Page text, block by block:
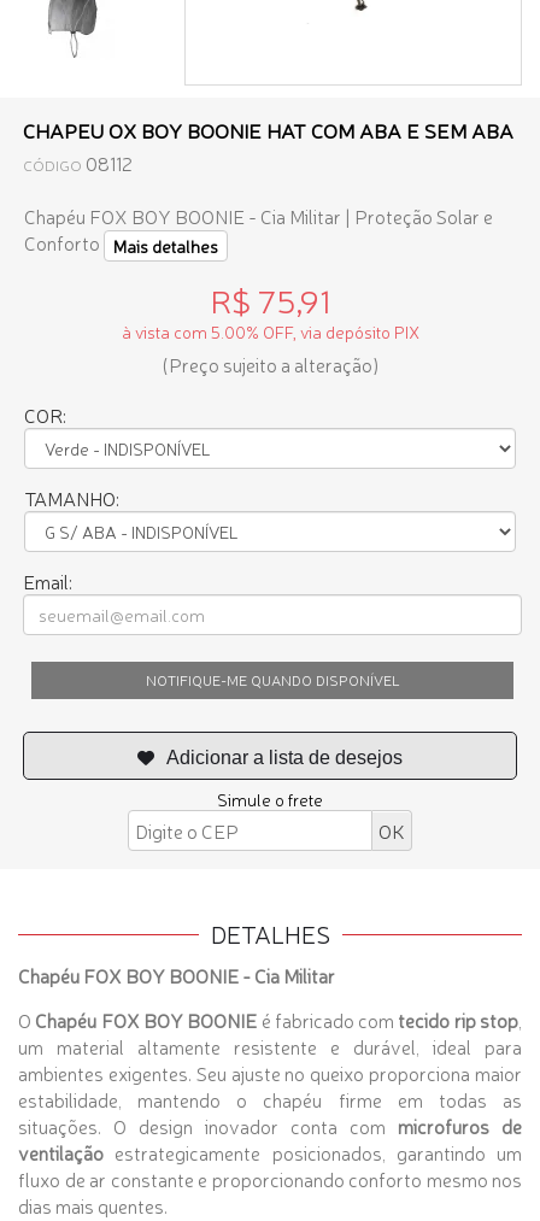
CHAPEU OX BOY BOONIE HAT COM ABA E SEM ABA
CÓDIGO 08112
Chapéu FOX BOY BOONIE - Cia Militar | Proteção Solar e
Conforto
Mais detalhes
R$ 75,91
à vista com 5.00% OFF, via depósito PIX
(Preço sujeito a alteração)
COR:
TAMANHO:
Email:
NOTIFIQUE-ME QUANDO DISPONÍVEL
Simule o frete
DETALHES
Chapéu FOX BOY BOONIE - Cia Militar
O Chapéu FOX BOY BOONIE é fabricado com tecido rip stop
um material altamente resistente e durável, ideal para
ambientes exigentes. Seu ajuste no queixo proporciona maior
estabilidade, mantendo o chapéu firme em todas as
situações. O design inovador conta com microfuros de
ventilação estrategicamente posicionados, garantindo um
fluxo de ar constante e proporcionando conforto mesmo nos
dias mais quentes.